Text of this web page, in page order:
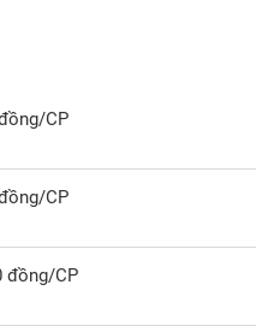
CP
CP
đồng/CP